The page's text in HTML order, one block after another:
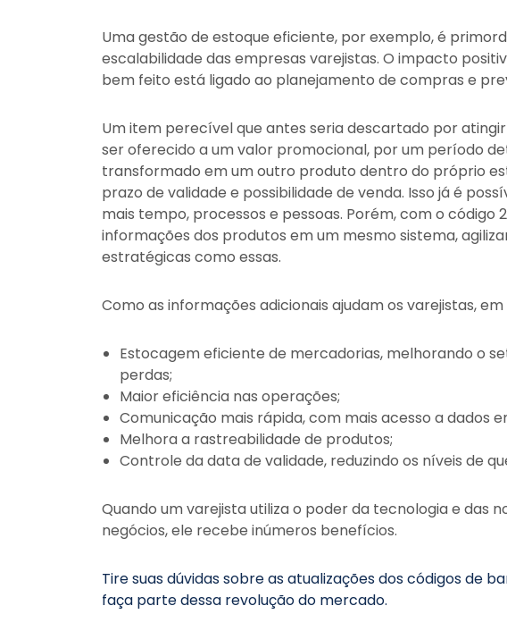
Uma gestão de estoque eficiente, por exemplo, é
escalabilidade das empresas varejistas. O impacto
bem feito está ligado ao planejamento de compras e
Um item perecível que antes seria descartado por
ser oferecido a um valor promocional, por um período
transformado em um outro produto dentro do próprio
prazo de validade e possibilidade de venda. Isso já é
mais tempo, processos e pessoas. Porém, com o código
informações dos produtos em um mesmo sistema,
estratégicas como essas.
Como as informações adicionais ajudam os varejistas,
Estocagem eficiente de mercadorias, melhorando o
perdas;
Maior eficiência nas operações;
Comunicação mais rápida, com mais acesso a dados
Melhora a rastreabilidade de produtos;
Controle da data de validade, reduzindo os níveis de
Quando um varejista utiliza o poder da tecnologia e das
negócios, ele recebe inúmeros benefícios.
Tire suas dúvidas sobre as atualizações dos códigos de
faça parte dessa revolução do mercado.